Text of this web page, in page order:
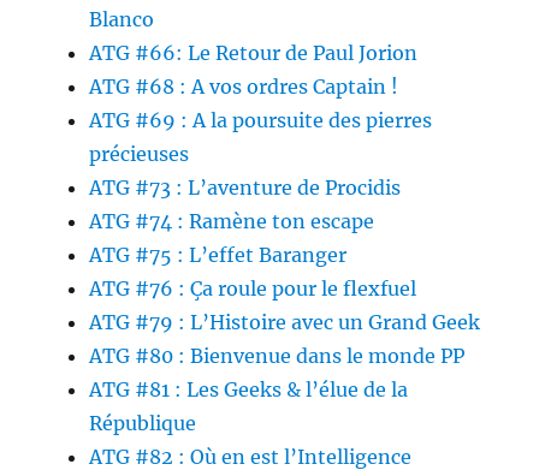
Blanco
ATG #66: Le Retour de Paul Jorion
ATG #68 : A vos ordres Captain !
ATG #69 : A la poursuite des pierres
précieuses
ATG #73 : L’aventure de Procidis
ATG #74 : Ramène ton escape
ATG #75 : L’effet Baranger
ATG #76 : Ça roule pour le flexfuel
ATG #79 : L’Histoire avec un Grand Geek
ATG #80 : Bienvenue dans le monde PP
ATG #81 : Les Geeks & l’élue de la
République
ATG #82 : Où en est l’Intelligence